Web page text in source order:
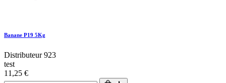
Banane P19 5Kg
Distributeur 923
test
11,25 €